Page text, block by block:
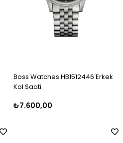
Boss Watches HB1512446 Erkek
Kol Saati
₺7.600,00